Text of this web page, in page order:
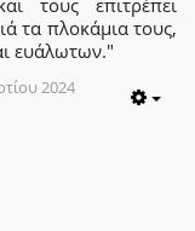
τους επιτρέπει
τα πλοκάμια τους,
ευάλωτων."
2024